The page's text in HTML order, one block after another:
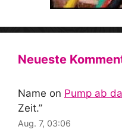
Neueste
Name on Pump ab
Zeit.”
Aug. 7, 03:06